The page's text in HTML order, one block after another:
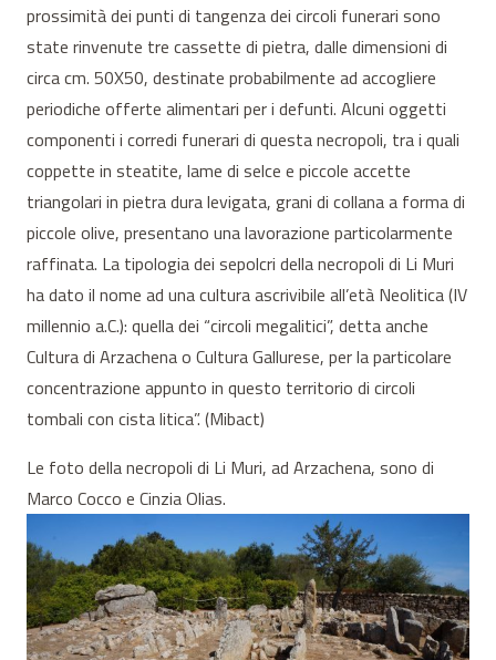
prossimità dei punti di tangenza dei circoli funerari sono
state rinvenute tre cassette di pietra, dalle dimensioni di
circa cm. 50X50, destinate probabilmente ad accogliere
periodiche offerte alimentari per i defunti. Alcuni oggetti
componenti i corredi funerari di questa necropoli, tra i quali
coppette in steatite, lame di selce e piccole accette
triangolari in pietra dura levigata, grani di collana a forma di
piccole olive, presentano una lavorazione particolarmente
raffinata. La tipologia dei sepolcri della necropoli di Li Muri
ha dato il nome ad una cultura ascrivibile all’età Neolitica (IV
millennio a.C.): quella dei “circoli megalitici”, detta anche
Cultura di Arzachena o Cultura Gallurese, per la particolare
concentrazione appunto in questo territorio di circoli
tombali con cista litica”. (Mibact)
Le foto della necropoli di Li Muri, ad Arzachena, sono di
Marco Cocco e Cinzia Olias.